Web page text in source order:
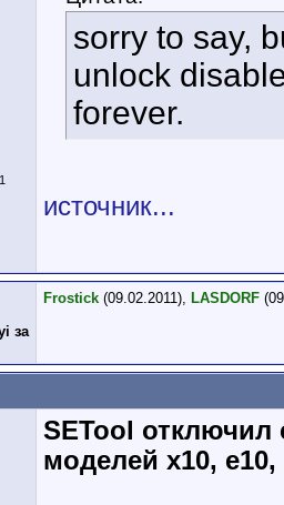
sorry to say,
unlock
forever.
источник...
за
Frostick (09.02.2011), LASDORF
SETool отключил
моделей x10, e10,